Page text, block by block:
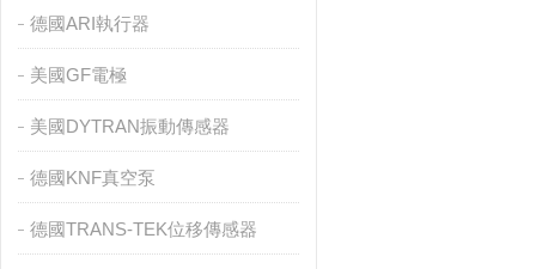
德國ARI執行器
美國GF電極
美國DYTRAN振動傳感器
德國KNF真空泵
德國TRANS-TEK位移傳感器